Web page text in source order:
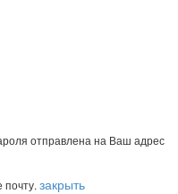
отправлена на Ваш адрес
почту. закрыть